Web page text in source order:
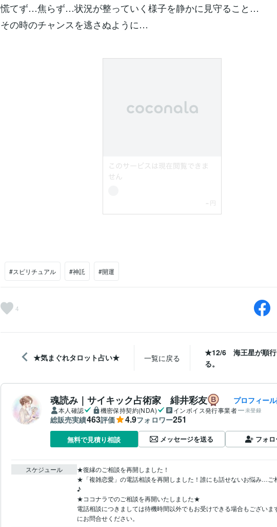
慌てず…焦らず…状況が整っていく様子を静かに見守ること…
その時のチャンスを逃さぬように…
#スピリチュアル #神託 #開運
4
★気まぐれタロット占い★ 一覧に戻る
★12/6 海王星が順行
る。
魂読み｜サイキック占術家 緋井彩友 プロフィー
本人確認 機密保持契約(NDA) インボイス発行事業者 未登録
総販売実績463評価 4.9フォロワー251
無料で見積り相談 メッセージを送る フォ
スケジュール
★復縁のご相談を再開しました！
★「複雑恋愛」の電話相談を再開しました！誰にも話せないお悩み…ご
♪
★ココナラでのご相談を再開いたしました★
電話相談につきましては待機時間以外でもお受けできる場合もございま
にお問合せください。